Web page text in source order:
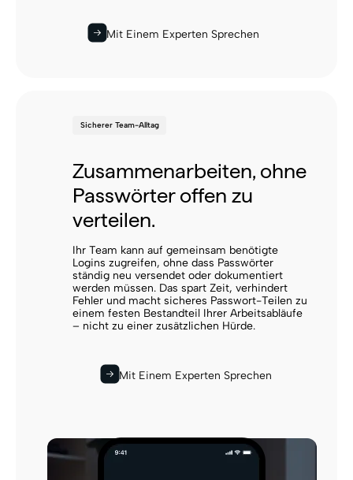
Mit Einem Experten Sprechen
Sicherer Team-Alltag
Zusammenarbeiten, ohne
Passwörter offen zu
verteilen.
Ihr Team kann auf gemeinsam benötigte
Logins zugreifen, ohne dass Passwörter
ständig neu versendet oder dokumentiert
werden müssen. Das spart Zeit, verhindert
Fehler und macht sicheres Passwort-Teilen zu
einem festen Bestandteil Ihrer Arbeitsabläufe
– nicht zu einer zusätzlichen Hürde.
Mit Einem Experten Sprechen